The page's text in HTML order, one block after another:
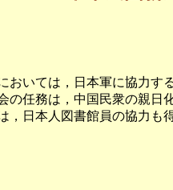
いては，日本軍に協力す
の任務は，中国民衆の親日
，日本人図書館員の協力も